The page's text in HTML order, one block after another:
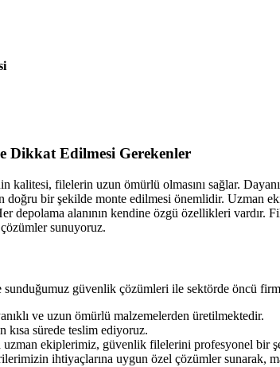
Dikkat Edilmesi Gerekenler
kalitesi, filelerin uzun ömürlü olmasını sağlar.
doğru bir şekilde monte edilmesi önemlidir. Uzman
depolama alanının kendine özgü özellikleri vardır.
sunuyoruz.
güvenlik çözümleri ile sektörde öncü
ve uzun ömürlü malzemelerden üretilmektedir.
kısa sürede teslim ediyoruz.
uzman ekiplerimiz, güvenlik filelerini profesyonel bir
ihtiyaçlarına uygun özel çözümler sunarak,